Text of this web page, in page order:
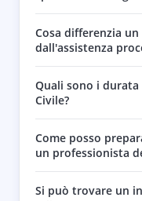
Cosa differenzia
dall'assistenza
Quali sono i
Civile?
Come posso
un professionista
Si può trovare un